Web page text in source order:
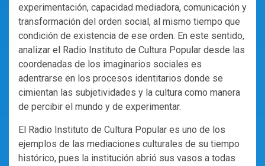
experimentación, capacidad mediadora, comunicación y
transformación del orden social, al mismo tiempo que
condición de existencia de ese orden. En este sentido,
analizar el Radio Instituto de Cultura Popular desde las
coordenadas de los imaginarios sociales es
adentrarse en los procesos identitarios donde se
cimientan las subjetividades y la cultura como manera
de percibir el mundo y de experimentar.
El Radio Instituto de Cultura Popular es uno de los
ejemplos de las mediaciones culturales de su tiempo
histórico, pues la institución abrió sus vasos a todas